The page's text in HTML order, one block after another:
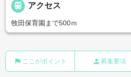
 アクセス
牧田保育園まで500ｍ
flag ここがポイント person 募集要項